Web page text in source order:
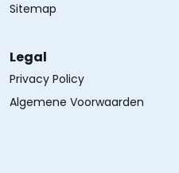
Sitemap
Legal
Privacy Policy
Algemene Voorwaarden